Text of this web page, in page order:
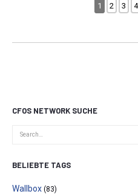
1 2 3 4
CFOS NETWORK SUCHE
BELIEBTE TAGS
Wallbox (83)